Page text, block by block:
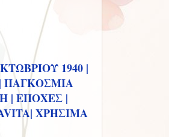
1940 |
ΠΑΓΚΟΣΜΙΑ
| ΕΠΟΧΕΣ |
ΧΡΗΣΙΜΑ